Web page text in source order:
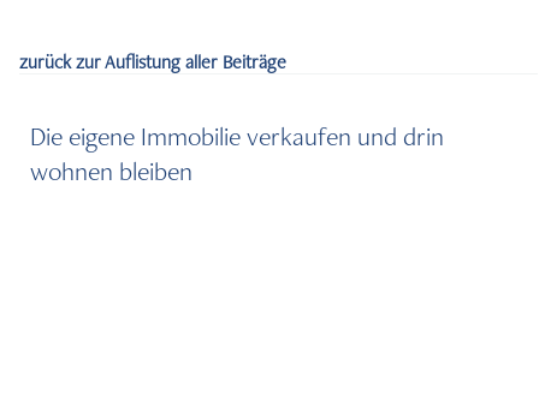
zurück zur Auflistung aller Beiträge
Die eigene Immobilie verkaufen und drin
wohnen bleiben